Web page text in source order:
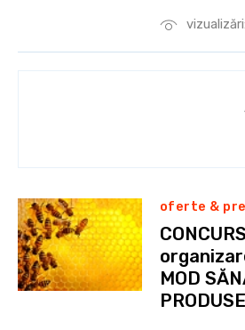
oferte &
MOD